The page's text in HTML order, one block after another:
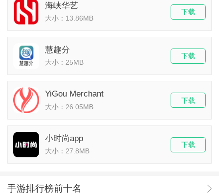
海峡华艺
大小：13.86MB
下载
慧趣分
大小：25MB
下载
YiGou Merchant
大小：26.05MB
下载
小时尚app
大小：27.8MB
下载
手游排行榜前十名